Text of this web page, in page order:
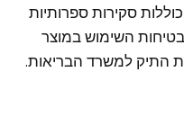
סקירות ספרותיות
בטיחות השימוש במוצר
התיק למשרד הבריאות.